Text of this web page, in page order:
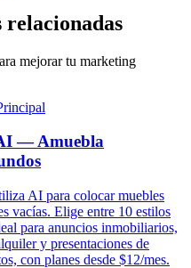
mejorar tu marketing
— Amuebla
AI para colocar muebles
vacías. Elige entre 10 estilos
para anuncios inmobiliarios,
y presentaciones de
con planes desde $12/mes.